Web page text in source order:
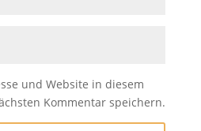
und Website in diesem
Kommentar speichern.